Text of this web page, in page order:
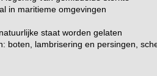
in maritieme omgevingen
staat worden gelaten
boten, lambrisering en persingen,